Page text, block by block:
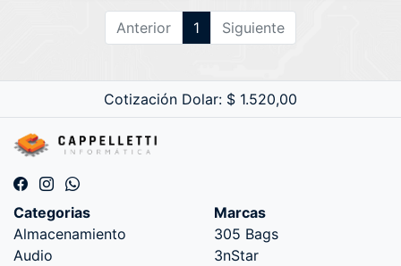
SSD M.2/W11 H
(7Z166LA#AC8) Snow
DDR4/512GB SSD
M.2/H610M ASUS Gab
Anterior 1 Siguiente
Cotización Dolar: $ 1.520,00
Categorias
Almacenamiento
Audio
Marcas
305 Bags
3nStar